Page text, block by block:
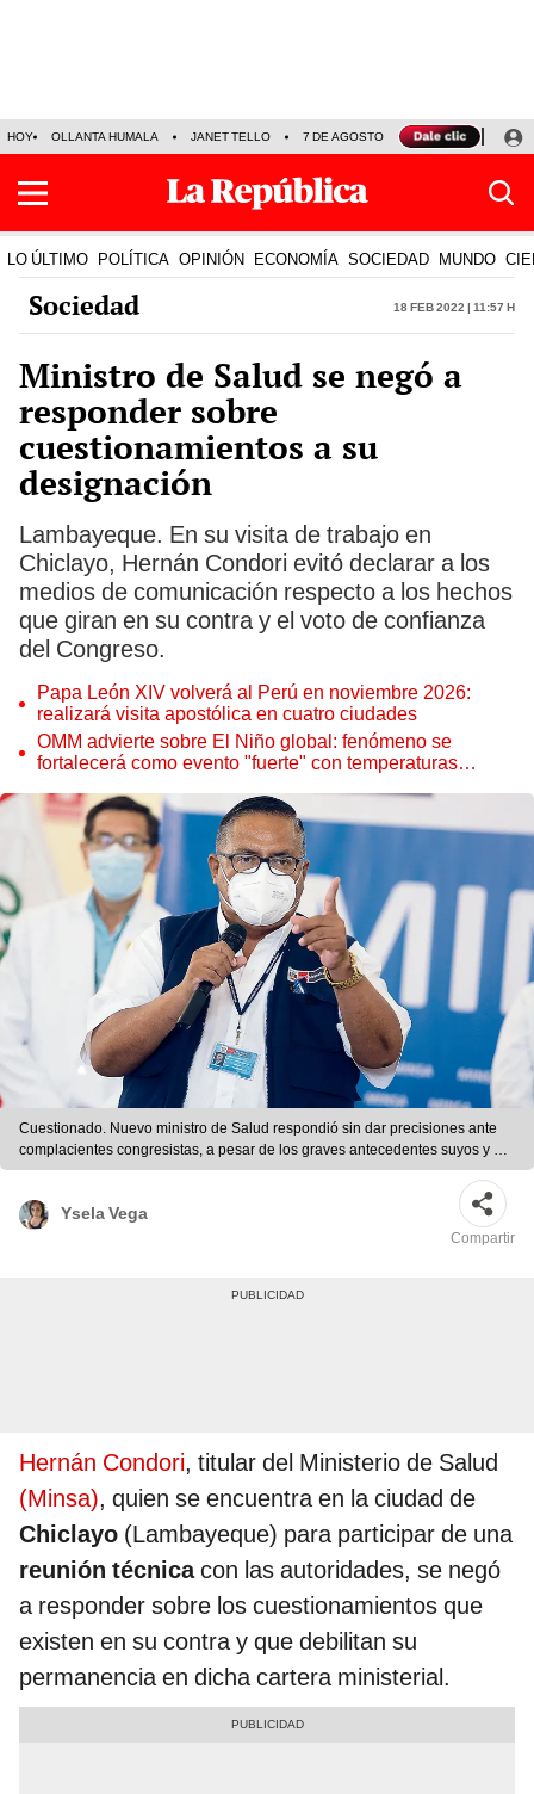
HOY OLLANTA HUMALA JANET TELLO 7 DE AGOSTO TINKA RESULTADOS
LO ÚLTIMO POLÍTICA OPINIÓN ECONOMÍA SOCIEDAD MUNDO
Sociedad 18 Feb 2022 | 11:57 h
Ministro de Salud se negó a
responder sobre
cuestionamientos a su
designación
Lambayeque. En su visita de trabajo en
Chiclayo, Hernán Condori evitó declarar a los
medios de comunicación respecto a los hechos
que giran en su contra y el voto de confianza
del Congreso.
Papa León XIV volverá al Perú en noviembre 2026:
realizará visita apostólica en cuatro ciudades
OMM advierte sobre El Niño global: fenómeno se
fortalecerá como evento "fuerte" con temperaturas
Cuestionado. Nuevo ministro de Salud respondió sin dar precisiones ante
complacientes congresistas, a pesar de los graves antecedentes suyos y de
su asesor. Foto: Carlos Contreras/ La República
Ysela Vega
Compartir
Hernán Condori, titular del Ministerio de Salud
(Minsa), quien se encuentra en la ciudad de
Chiclayo (Lambayeque) para participar de una
reunión técnicacon las autoridades, se negó
a responder sobre los cuestionamientos que
existen en su contra y que debilitan su
permanencia en dicha cartera ministerial.